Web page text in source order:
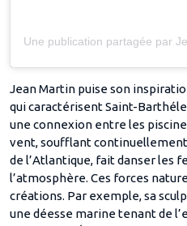
Jean Martin puise son
qui caractérisent Saint-
une connexion entre les
vent, soufflant
de l’Atlantique, fait danser les
l’atmosphère. Ces forces
créations. Par exemple, sa
une déesse marine tenant de